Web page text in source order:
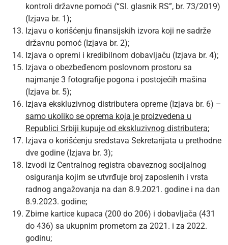
kontroli državne pomoći (“Sl. glasnik RS”, br. 73/2019)
(Izjava br. 1);
Izjavu o korišćenju finansijskih izvora koji ne sadrže
državnu pomoć (Izjava br. 2);
Izjava o opremi i kredibilnom dobavljaču (Izjava br. 4);
Izjava o obezbeđenom poslovnom prostoru sa
najmanje 3 fotografije pogona i postojećih mašina
(Izjava br. 5);
Izjava ekskluzivnog distributera opreme (Izjava br. 6) –
samo ukoliko se oprema koja je proizvedena u
Republici Srbiji kupuje od ekskluzivnog distributera;
Izjava o korišćenju sredstava Sekretarijata u prethodne
dve godine (Izjava br. 3);
Izvodi iz Centralnog registra obaveznog socijalnog
osiguranja kojim se utvrđuje broj zaposlenih i vrsta
radnog angažovanja na dan 8.9.2021. godine i na dan
8.9.2023. godine;
Zbirne kartice kupaca (200 do 206) i dobavljača (431
do 436) sa ukupnim prometom za 2021. i za 2022.
godinu;